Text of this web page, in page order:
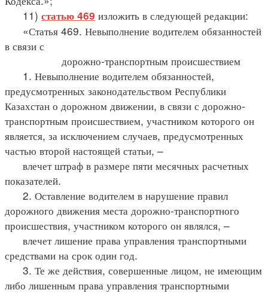
11) статью 469 изложить в следующей редакции:
«Статья 469. Невыполнение водителем обязанностей
в связи с
дорожно-транспортным происшествием
1. Невыполнение водителем обязанностей,
предусмотренных законодательством Республики
Казахстан о дорожном движении, в связи с дорожно-
транспортным происшествием, участником которого он
является, за исключением случаев, предусмотренных
частью второй настоящей статьи, –
влечет штраф в размере пяти месячных расчетных
показателей.
2. Оставление водителем в нарушение правил
дорожного движения места дорожно-транспортного
происшествия, участником которого он являлся, –
влечет лишение права управления транспортными
средствами на срок один год.
3. Те же действия, совершенные лицом, не имеющим
либо лишенным права управления транспортными